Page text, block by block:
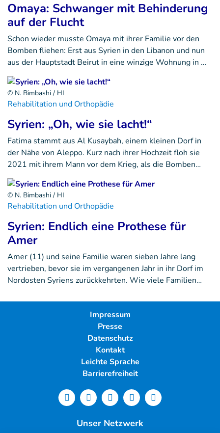
Omaya: Schwanger mit Behinderung
auf der Flucht
Schon wieder musste Omaya mit ihrer Familie vor den
Bomben fliehen: Erst aus Syrien in den Libanon und nun
aus der Hauptstadt Beirut in eine winzige Wohnung in …
© N. Bimbashi / HI
Rehabilitation und Orthopädie
Syrien: „Oh, wie sie lacht!“
Fatima stammt aus Al Kusaybah, einem kleinen Dorf in
der Nähe von Aleppo. Kurz nach ihrer Hochzeit floh sie
2021 mit ihrem Mann vor dem Krieg, als die Bomben…
© N. Bimbashi / HI
Rehabilitation und Orthopädie
Syrien: Endlich eine Prothese für
Amer
Amer (11) und seine Familie waren sieben Jahre lang
vertrieben, bevor sie im vergangenen Jahr in ihr Dorf im
Nordosten Syriens zurückkehrten. Wie viele Familien…
Impressum
Presse
Datenschutz
Kontakt
Leichte Sprache
Barrierefreiheit
Unser Netzwerk